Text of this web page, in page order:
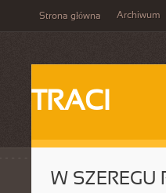
Strona główna Archiwum
TRACI
W SZEREGU